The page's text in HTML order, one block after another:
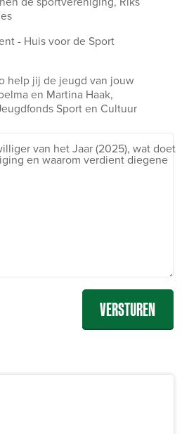
- Huis voor de Sport
help jij de jeugd van jouw
en Martina Haak,
Sport en Cultuur
van het Jaar (2025), wat doet
en waarom verdient diegene